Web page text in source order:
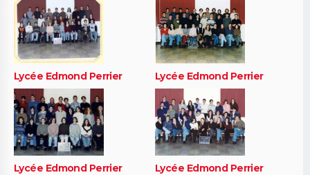
Lycée Edmond Perrier Lycée Edmond Perrier
Lycée Edmond Perrier Lycée Edmond Perrier